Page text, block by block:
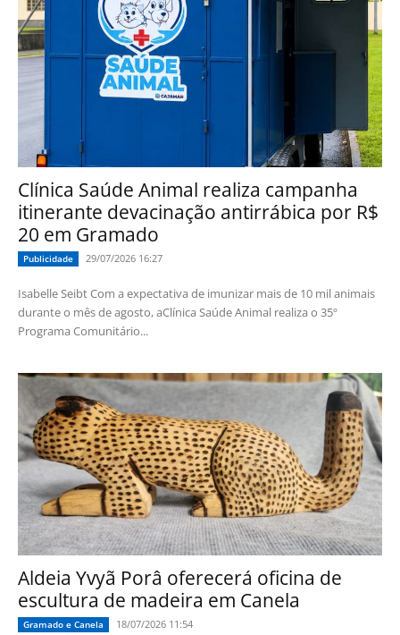
Clínica Saúde Animal realiza campanha
itinerante devacinação antirrábica por R$
20 em Gramado
Publicidade 29/07/2026 16:27
Isabelle Seibt Com a expectativa de imunizar mais de 10 mil animais
durante o mês de agosto, aClínica Saúde Animal realiza o 35º
Programa Comunitário...
Aldeia Yvyã Porâ oferecerá oficina de
escultura de madeira em Canela
Gramado e Canela 18/07/2026 11:54